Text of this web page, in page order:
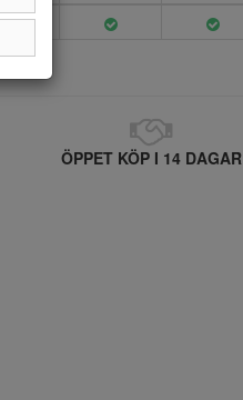
ÖPPET KÖP I 14 DAGAR